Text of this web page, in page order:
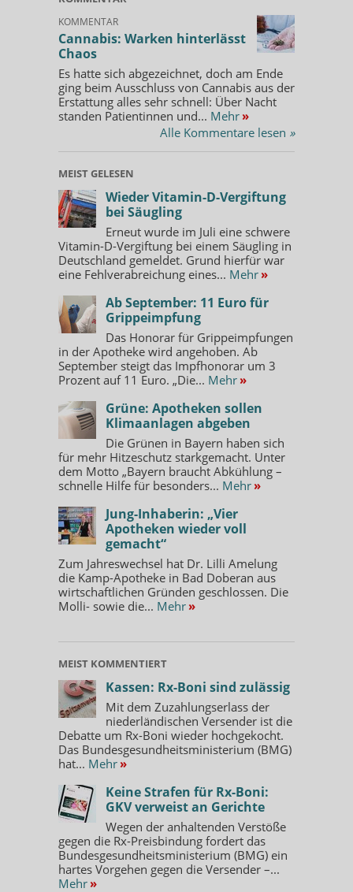
KOMMENTAR
Cannabis: Warken hinterlässt
Chaos
Es hatte sich abgezeichnet, doch am Ende
ging beim Ausschluss von Cannabis aus der
Erstattung alles sehr schnell: Über Nacht
standen Patientinnen und... Mehr »
Alle Kommentare lesen »
MEIST GELESEN
Wieder Vitamin-D-Vergiftung
bei Säugling
Erneut wurde im Juli eine schwere
Vitamin-D-Vergiftung bei einem Säugling in
Deutschland gemeldet. Grund hierfür war
eine Fehlverabreichung eines... Mehr »
Ab September: 11 Euro für
Grippeimpfung
Das Honorar für Grippeimpfungen
in der Apotheke wird angehoben. Ab
September steigt das Impfhonorar um 3
Prozent auf 11 Euro. „Die... Mehr »
Grüne: Apotheken sollen
Klimaanlagen abgeben
Die Grünen in Bayern haben sich
für mehr Hitzeschutz starkgemacht. Unter
dem Motto „Bayern braucht Abkühlung –
schnelle Hilfe für besonders... Mehr »
Jung-Inhaberin: „Vier
Apotheken wieder voll
gemacht“
Zum Jahreswechsel hat Dr. Lilli Amelung
die Kamp-Apotheke in Bad Doberan aus
wirtschaftlichen Gründen geschlossen. Die
Molli- sowie die... Mehr »
MEIST KOMMENTIERT
Kassen: Rx-Boni sind zulässig
Mit dem Zuzahlungserlass der
niederländischen Versender ist die
Debatte um Rx-Boni wieder hochgekocht.
Das Bundesgesundheitsministerium (BMG)
hat... Mehr »
Keine Strafen für Rx-Boni:
GKV verweist an Gerichte
Wegen der anhaltenden Verstöße
gegen die Rx-Preisbindung fordert das
Bundesgesundheitsministerium (BMG) ein
hartes Vorgehen gegen die Versender –...
Mehr »